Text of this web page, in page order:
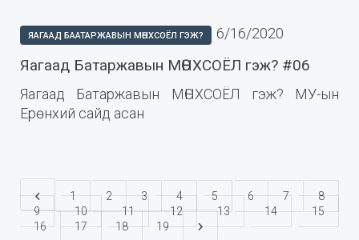
ЯАГААД БААТАРЖАВЫН МӨНХСОЁЛ ГЭЖ? 6/16/2020
Яагаад Батаржавын МӨНХСОЁЛ гэж? #06
Яагаад Батаржавын МӨНХСОЁЛ гэж? МУ-ын
Ерөнхий сайд асан
1 2 3 4 5 6 7
8
9
10 11 12 13 14
15
16
17 18 19